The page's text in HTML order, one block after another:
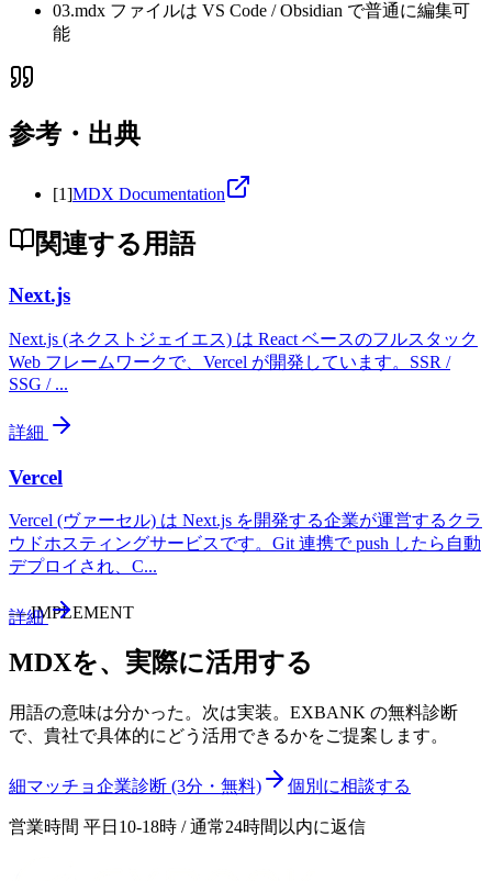
03.mdx ファイルは VS Code / Obsidian で普通に編集可
能
参考・出典
[1]MDX Documentation
関連する用語
Next.js
Next.js (ネクストジェイエス) は React ベースのフルスタック
Web フレームワークで、Vercel が開発しています。SSR /
SSG / ...
詳細
Vercel
Vercel (ヴァーセル) は Next.js を開発する企業が運営するクラ
ウドホスティングサービスです。Git 連携で push したら自動
デプロイされ、C...
詳細
—IMPLEMENT
MDXを、実際に活用する
用語の意味は分かった。次は実装。EXBANK の無料診断
で、貴社で具体的にどう活用できるかをご提案します。
細マッチョ企業診断 (3分・無料) 個別に相談する
営業時間 平日10-18時 / 通常24時間以内に返信